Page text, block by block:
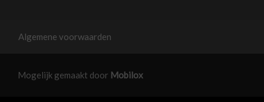
Algemene voorwaarden
Mogelijk gemaakt door Mobilox